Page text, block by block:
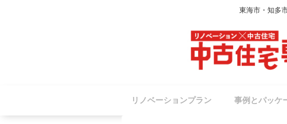
東海市・知多
リノベーションプラン 事例とパッケ